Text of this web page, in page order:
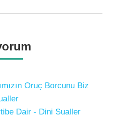
Oruç Borcunu Biz
Dair - Dini Sualler